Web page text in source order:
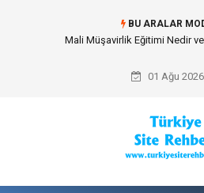
BU ARALAR
Forma Yaptırma Girişimiyle Akademik
01 Ağu